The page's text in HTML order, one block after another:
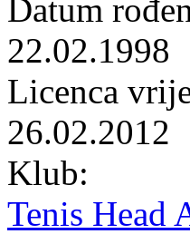
Datum
22.02.1998
Licenca
26.02.2012
Klub:
Tenis Head